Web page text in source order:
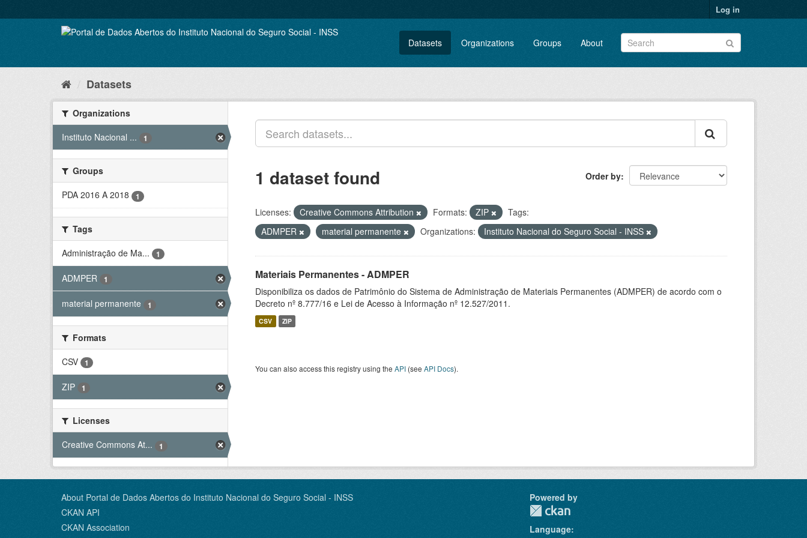
to
Log in
Datasets Organizations Groups About
Datasets
Organizations
Instituto Nacional ...
1
Groups
PDA 2016 A 2018
1
Tags
Administração de Ma...
1
ADMPER 1
material permanente 1
Formats
CSV
1
ZIP 1
Licenses
Creative Commons At...
1
Order by
1 dataset found
Licenses: Creative Commons Attribution Formats: ZIP
Tags:
ADMPER
material permanente Organizations: Instituto Nacional do Seguro Social - INSS
Materiais Permanentes - ADMPER
Disponibiliza os dados de Patrimônio do Sistema de Administração de Materiais Permanentes (ADMPER) de acordo com o
Decreto nº 8.777/16 e Lei de Acesso à Informação nº 12.527/2011.
CSV ZIP
You can also access this registry using the API (see API Docs).
About Portal de Dados Abertos do Instituto Nacional do Seguro Social - INSS
CKAN API
CKAN Association
Powered by
Language